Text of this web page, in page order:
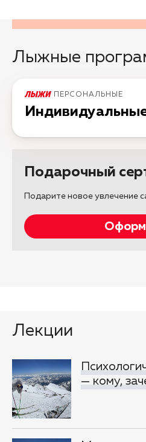
Лыжные
ПЕРСОНАЛЬНЫЕ
Подарочный
Подарите новое увлечение
Лекции
— кому,